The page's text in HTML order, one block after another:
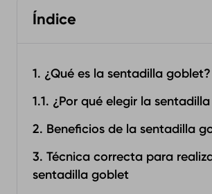
Índice
1. ¿Qué es la sentadilla goblet?
1.1. ¿Por qué elegir la
2. Beneficios de la sentadilla
3. Técnica correcta para
sentadilla goblet